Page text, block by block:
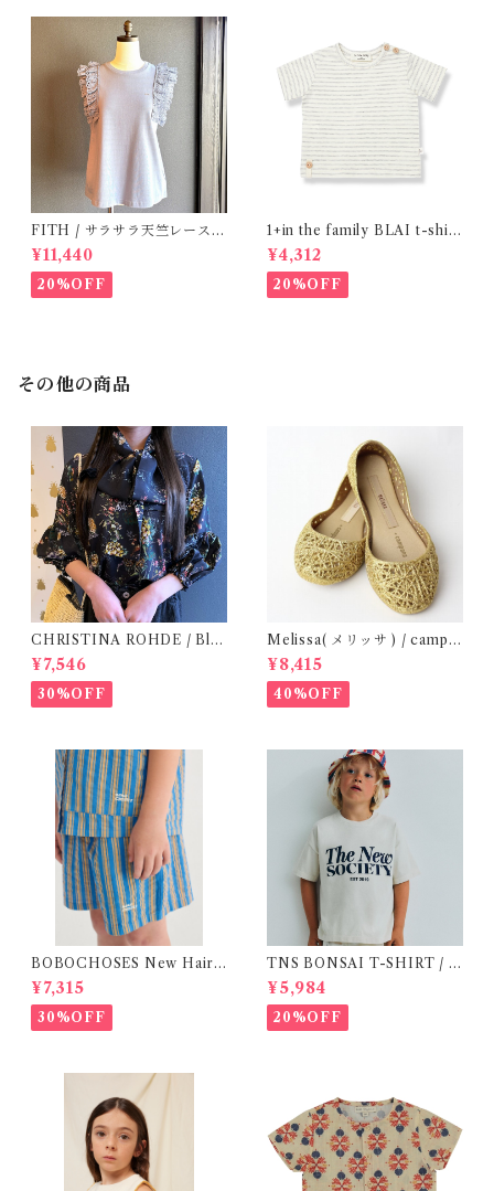
FITH / サラサラ天竺レースT
シャツ (BL) / 145・155
¥11,440
20%OFF
1+in the family BLAI t-shirt
(Grey)
¥4,312
20%OFF
その他の商品
CHRISTINA ROHDE / Blo
use ( 12-14Y)
¥7,546
30%OFF
Melissa( メリッサ ) / campa
na ( Gold )36/38
¥8,415
40%OFF
BOBOCHOSES New Hairli
ne denim bermuda shorts /
2-4Y
¥7,315
30%OFF
TNS BONSAI T-SHIRT / 1
6Y
¥5,984
20%OFF